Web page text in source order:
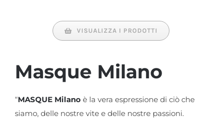
VISUALIZZA I PRODOTTI
Masque Milano
“MASQUE Milanoè la vera espressione di ciò che
siamo, delle nostre vite e delle nostre passioni.